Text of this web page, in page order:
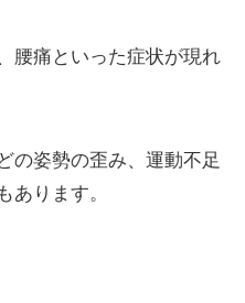
腰痛といった症状が現れ
の姿勢の歪み、運動不足
あります。